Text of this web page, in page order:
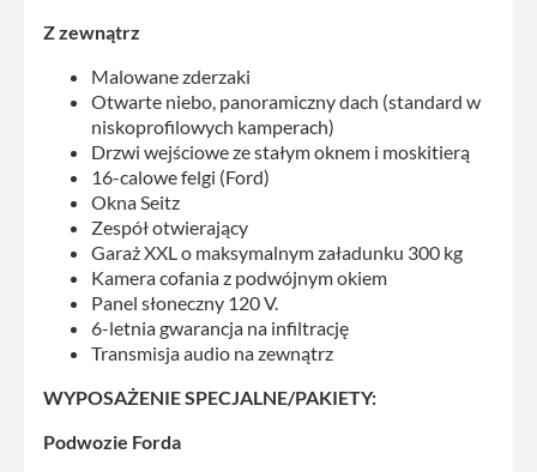
Z zewnątrz
Malowane zderzaki
Otwarte niebo, panoramiczny dach (standard w
niskoprofilowych kamperach)
Drzwi wejściowe ze stałym oknem i moskitierą
16-calowe felgi (Ford)
Okna Seitz
Zespół otwierający
Garaż XXL o maksymalnym załadunku 300 kg
Kamera cofania z podwójnym okiem
Panel słoneczny 120 V.
6-letnia gwarancja na infiltrację
Transmisja audio na zewnątrz
WYPOSAŻENIE SPECJALNE/PAKIETY:
Podwozie Forda